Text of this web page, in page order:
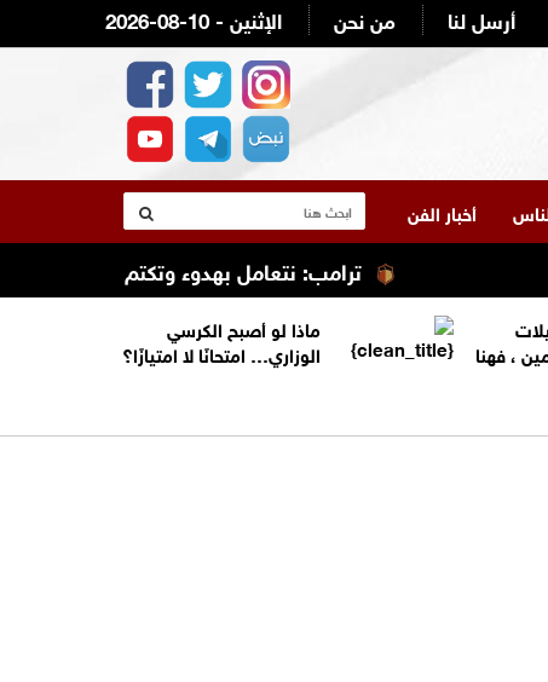
2026-08-10 - الإثنين من نحن أرسل لنا
أخبار الفن
ترامب: نتعامل بهدوء وتكتم مع إيران
، فهنا
ماذا لو أصبح الكرسي
الوزاري… امتحانًا لا امتيازًا؟